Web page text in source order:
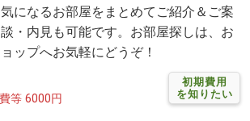
になるお部屋をまとめてご紹介＆ご案
・内見も可能です。お部屋探しは、お
ップへお気軽にどうぞ！
初期費用
を知りたい
等 6000円